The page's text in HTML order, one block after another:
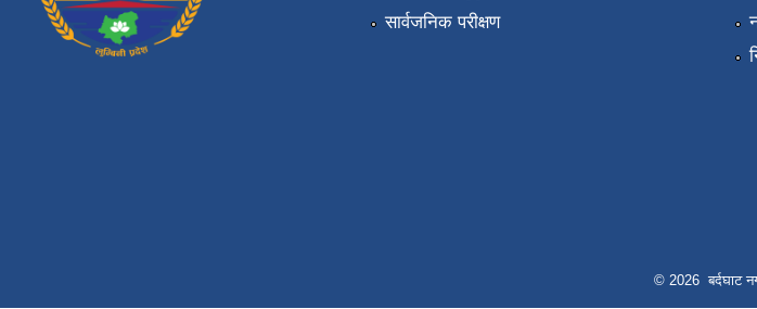
सार्वजनिक परीक्षण
© 2026 बर्दघाट